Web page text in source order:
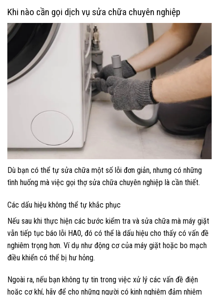
Khi nào cần gọi dịch vụ sửa chữa chuyên nghiệp
Dù bạn có thể tự sửa chữa một số lỗi đơn giản, nhưng có những
tình huống mà việc gọi thợ sửa chữa chuyên nghiệp là cần thiết.
Các dấu hiệu không thể tự khắc phục
Nếu sau khi thực hiện các bước kiểm tra và sửa chữa mà máy giặt
vẫn tiếp tục báo lỗi HA0, đó có thể là dấu hiệu cho thấy có vấn đề
nghiêm trọng hơn. Ví dụ như động cơ của máy giặt hoặc bo mạch
điều khiển có thể bị hư hỏng.
Ngoài ra, nếu bạn không tự tin trong việc xử lý các vấn đề điện
hoặc cơ khí, hãy để cho những người có kinh nghiệm đảm nhiệm